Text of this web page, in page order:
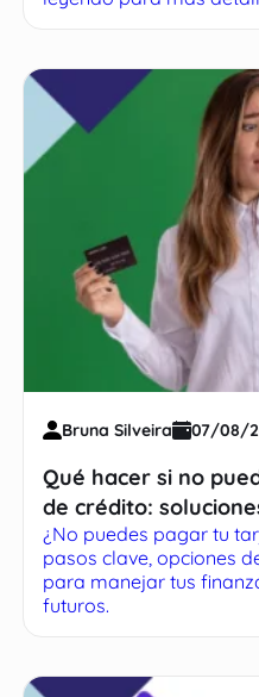
Bruna Silveira 07/08/
Qué hacer si no
de crédito:
problemas
¿No puedes pagar tu
pasos clave, opciones
para manejar tus
futuros.